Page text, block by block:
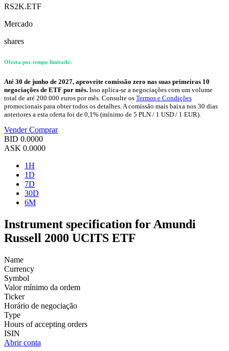
RS2K.ETF
Mercado
shares
Oferta por tempo limitado:
Até 30 de junho de 2027, aproveite comissão zero nas suas primeiras 10
negociações de ETF por mês. Isso aplica-se a negociações com um volume
total de até 200.000 euros por mês. Consulte os Termos e Condições
promocionais para obter todos os detalhes. A comissão mais baixa nos 30 dias
anteriores a esta oferta foi de 0,1% (mínimo de 5 PLN / 1 USD / 1 EUR).
VenderComprar
BID 0.0000
ASK 0.0000
1H
1D
7D
30D
6M
Instrument specification for Amundi
Russell 2000 UCITS ETF
Name
Currency
Symbol
Valor mínimo da ordem
Ticker
Horário de negociação
Type
Hours of accepting orders
ISIN
Abrir conta